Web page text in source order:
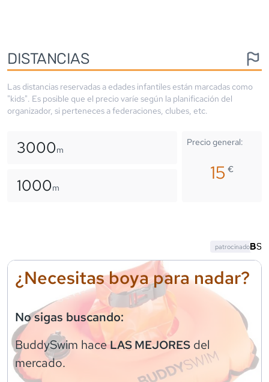
DISTANCIAS
Las distancias reservadas a edades infantiles están marcadas como
"kids". Es posible que el precio varíe según la planificación del
organizador, si perteneces a federaciones, clubes, etc.
3000m
1000m
Precio general:
15€
¿Necesitas boya para nadar?
No sigas buscando:
BuddySwim haceLAS MEJORES del
mercado.
patrocinado